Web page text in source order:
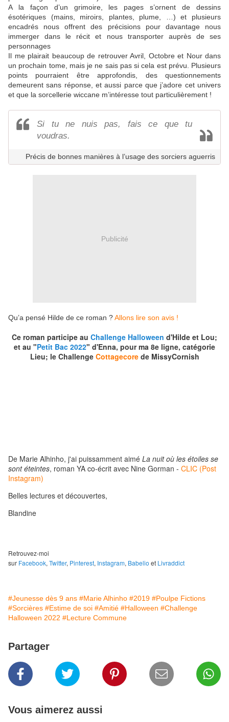
A la façon d’un grimoire, les pages s’ornent de dessins
ésotériques (mains, miroirs, plantes, plume, …) et plusieurs
encadrés nous offrent des précisions pour davantage nous
immerger dans le récit et nous transporter auprès de ses
personnages
Il me plairait beaucoup de retrouver Avril, Octobre et Nour dans
un prochain tome, mais je ne sais pas si cela est prévu. Plusieurs
points pourraient être approfondis, des questionnements
demeurent sans réponse, et aussi parce que j’adore cet univers
et que la sorcellerie wiccane m’intéresse tout particulièrement !
Si tu ne nuis pas, fais ce que tu
voudras.
Précis de bonnes manières à l’usage des sorciers aguerris
Publicité
Qu’a pensé Hilde de ce roman ?Allons lire son avis !
Ce roman participe au Challenge Halloween d'Hilde et Lou;
et au "Petit Bac 2022" d'Enna, pour ma 8e ligne, catégorie
Lieu; le Challenge Cottagecorede MissyCornish
De Marie Alhinho, j'ai puissamment aimé La nuit où les étoiles se
sont éteintes, roman YA co-écrit avec Nine Gorman - CLIC (Post
Instagram)
Belles lectures et découvertes,
Blandine
Retrouvez-moi
sur Facebook, Twitter, Pinterest, Instagram, Babelio et Livraddict
#Jeunesse dès 9 ans #Marie Alhinho #2019 #Poulpe Fictions
#Sorcières #Estime de soi #Amitié #Halloween #Challenge
Halloween 2022 #Lecture Commune
Partager
Vous aimerez aussi